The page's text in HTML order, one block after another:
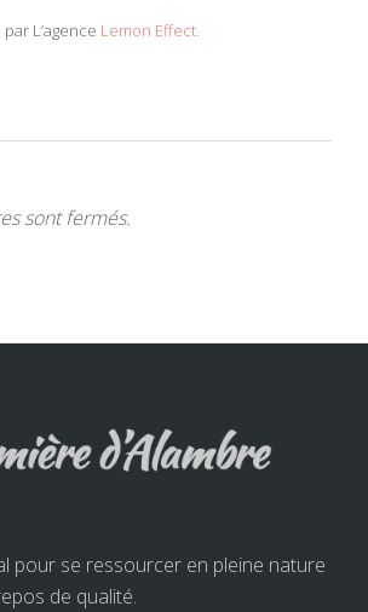
L’agence Lemon Effect.
sont fermés.
pour se ressourcer en pleine nature
de qualité.